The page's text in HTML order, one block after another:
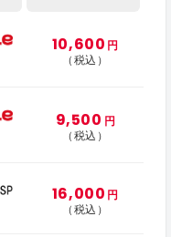
10,600 円
（税込）
9,500 円
（税込）
16,000 円
（税込）